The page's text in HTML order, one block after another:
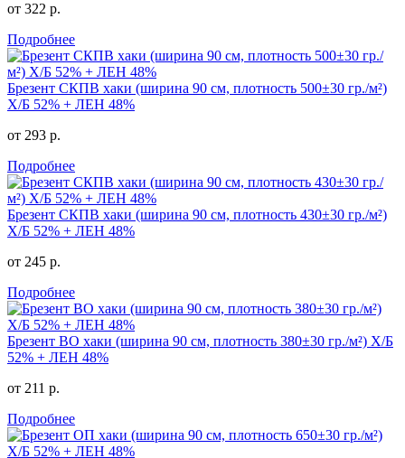
от 322 р.
Подробнее
Брезент СКПВ хаки (ширина 90 см, плотность 500±30 гр./м²)
Х/Б 52% + ЛЕН 48%
от 293 р.
Подробнее
Брезент СКПВ хаки (ширина 90 см, плотность 430±30 гр./м²)
Х/Б 52% + ЛЕН 48%
от 245 р.
Подробнее
Брезент ВО хаки (ширина 90 см, плотность 380±30 гр./м²) Х/Б
52% + ЛЕН 48%
от 211 р.
Подробнее